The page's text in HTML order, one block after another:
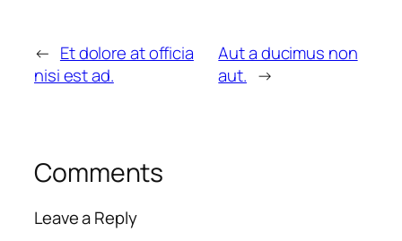
← Et dolore at officia
nisi est ad.
Aut a ducimus non
aut. →
Comments
Leave a Reply